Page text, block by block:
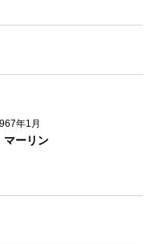
年1月
ーリン